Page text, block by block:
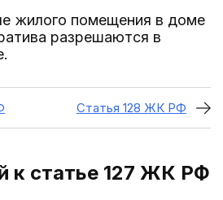
жилого помещения в доме
разрешаются в
Статья 128 ЖК РФ
статье 127 ЖК РФ